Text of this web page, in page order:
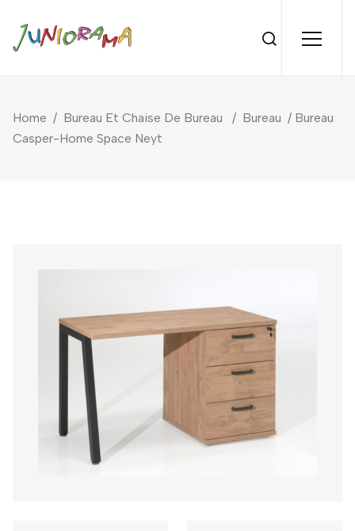
Home / Bureau Et Chaise De Bureau / Bureau / Bureau
Casper-Home Space Neyt